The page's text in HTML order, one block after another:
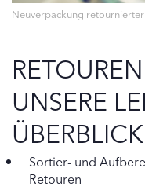
Neuverpackung
UNSERE
ÜBERBLICK
Sortier- und
Retouren